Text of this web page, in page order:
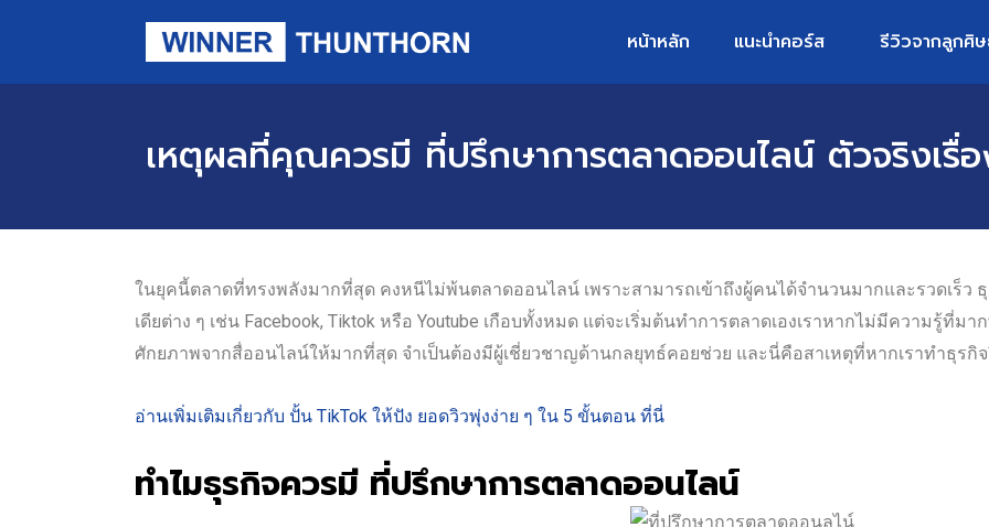
หน้าหลัก แนะนำคอร์ส รีวิวจากลูกศิ
เหตุผลที่คุณควรมี ที่ปรึกษาการตลาดออนไลน์ ตัวจริงเรื่
ในยุคนี้ตลาดที่ทรงพลังมากที่สุด คงหนีไม่พ้นตลาดออนไลน์ เพราะสามารถเข้าถึงผู้คนได้จำนวนมากและรวดเร็ว
เดียต่าง ๆ เช่น Facebook, Tiktok หรือ Youtube เกือบทั้งหมด แต่จะเริ่มต้นทำการตลาดเองเราหากไม่มีความรู้ที่ม
ศักยภาพจากสื่ออนไลน์ให้มากที่สุด จำเป็นต้องมีผู้เชี่ยวชาญด้านกลยุทธ์คอยช่วย และนี่คือสาเหตุที่หากเราทำธุรกิ
อ่านเพิ่มเติมเกี่ยวกับ ปั้น TikTok ให้ปัง ยอดวิวพุ่งง่าย ๆ ใน 5 ขั้นตอน ที่นี่
ทำไมธุรกิจควรมี ที่ปรึกษาการตลาดออนไลน์